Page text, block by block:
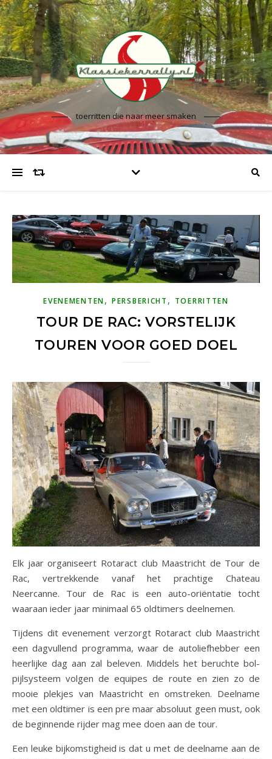
toerritten die naar meer smaken
EVENEMENTEN, PERSBERICHT , TOERRITTEN
TOUR DE RAC: VORSTELIJK
TOUREN VOOR GOED DOEL
Elk jaar organiseert Rotaract club Maastricht de Tour de
Rac, vertrekkende vanaf het prachtige Chateau
Neercanne. Tour de Rac is een auto-oriëntatie tocht
waaraan ieder jaar minimaal 65 oldtimers deelnemen.
Tijdens dit evenement verzorgt Rotaract club Maastricht
een dagvullend programma, waar de autoliefhebber een
heerlijke dag aan zal beleven. Middels het beruchte bol-
pijlsysteem volgen de equipes de route en zien zo de
mooie plekjes van Maastricht en omstreken. Deelname
met een oldtimer is een pre maar absoluut geen must, ook
de beginnende rijder mag mee doen aan de tour.
Een leuke bijkomstigheid is dat u met de deelname aan de